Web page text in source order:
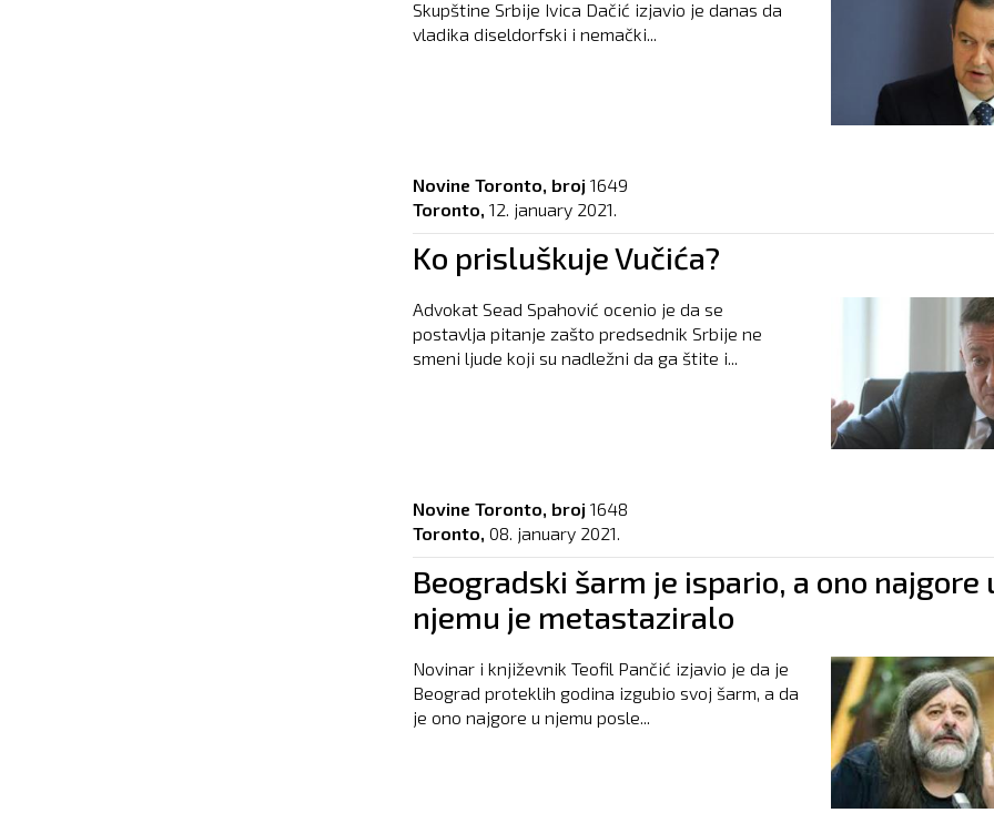
Skupštine Srbije Ivica Dačić izjavio je danas da
vladika diseldorfski i nemački...
Novine Toronto, broj 1649
Toronto, 12. january 2021.
Ko prisluškuje Vučića?
Advokat Sead Spahović ocenio je da se
postavlja pitanje zašto predsednik Srbije ne
smeni ljude koji su nadležni da ga štite i...
Novine Toronto, broj 1648
Toronto, 08. january 2021.
Beogradski šarm je ispario, a ono najgore
njemu je metastaziralo
Novinar i književnik Teofil Pančić izjavio je da je
Beograd proteklih godina izgubio svoj šarm, a da
je ono najgore u njemu posle...